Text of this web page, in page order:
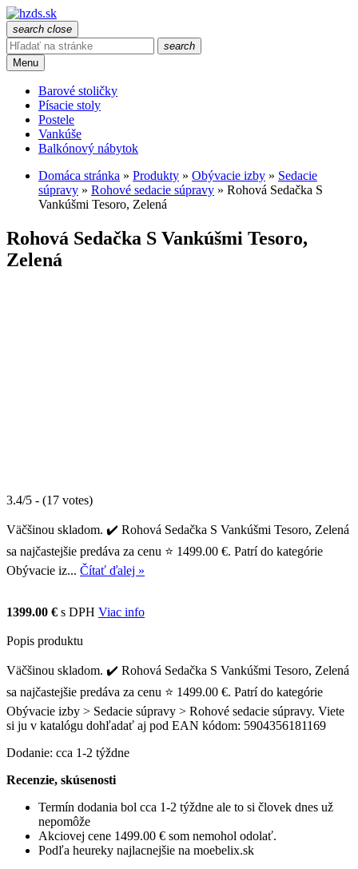
search close
search
Menu
Barové stoličky
Písacie stoly
Postele
Vankúše
Balkónový nábytok
Domáca stránka » Produkty » Obývacie izby » Sedacie
súpravy » Rohové sedacie súpravy » Rohová Sedačka S
Vankúšmi Tesoro, Zelená
Rohová Sedačka S Vankúšmi Tesoro,
Zelená
3.4/5 - (17 votes)
Väčšinou skladom. ✔️ Rohová Sedačka S Vankúšmi Tesoro, Zelená
sa najčastejšie predáva za cenu ⭐ 1499.00 €. Patrí do kategórie
Obývacie iz... Čítať ďalej »
1399.00 € s DPH Viac info
Popis produktu
Väčšinou skladom. ✔️ Rohová Sedačka S Vankúšmi Tesoro, Zelená
sa najčastejšie predáva za cenu ⭐ 1499.00 €. Patrí do kategórie
Obývacie izby > Sedacie súpravy > Rohové sedacie súpravy. Viete
si ju v katalógu dohľadať aj pod EAN kódom: 5904356181169
Dodanie: cca 1-2 týždne
Recenzie, skúsenosti
Termín dodania bol cca 1-2 týždne ale to si človek dnes už
nepomôže
Akciovej cene 1499.00 € som nemohol odolať.
Podľa heureky najlacnejšie na moebelix.sk